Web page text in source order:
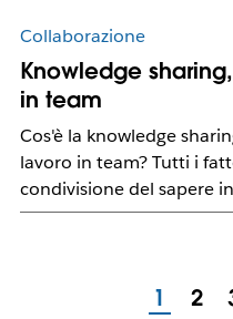
Collaborazione
Knowledge
in team
Cos'è la knowledge
lavoro in team? Tutti i
condivisione del sapere
1 2